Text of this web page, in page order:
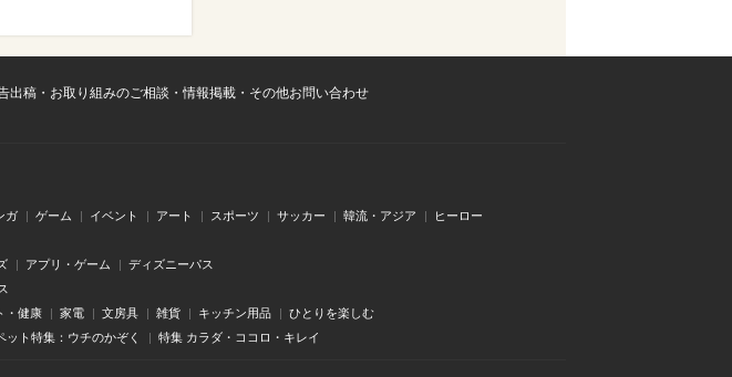
出稿・お取り組みのご相談・情報掲載・その他お問い合わせ
ガ ゲーム イベント アート スポーツ サッカー 韓流・アジア ヒーロー
アプリ・ゲーム ディズニーパス
・健康 家電 文房具 雑貨 キッチン用品 ひとりを楽しむ
ット特集：ウチのかぞく 特集 カラダ・ココロ・キレイ